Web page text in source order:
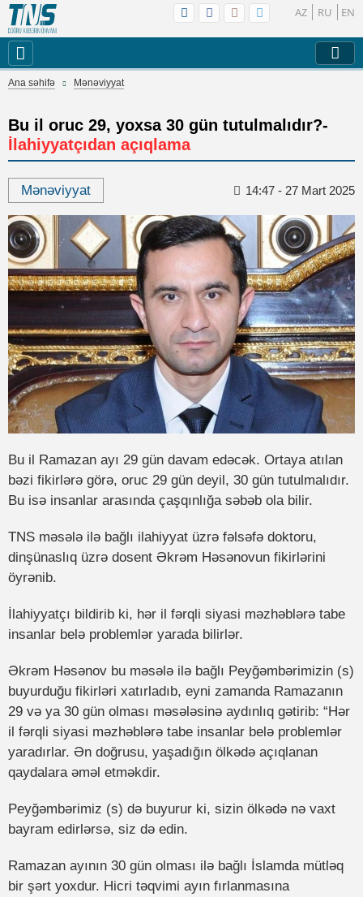
AZ RU EN
Ana səhifə Mənəviyyat
Bu il oruc 29, yoxsa 30 gün tutulmalıdır?-
İlahiyyatçıdan açıqlama
Mənəviyyat 14:47 - 27 Mart 2025
Bu il Ramazan ayı 29 gün davam edəcək. Ortaya atılan
bəzi fikirlərə görə, oruc 29 gün deyil, 30 gün tutulmalıdır.
Bu isə insanlar arasında çaşqınlığa səbəb ola bilir.
TNS məsələ ilə bağlı ilahiyyat üzrə fəlsəfə doktoru,
dinşünaslıq üzrə dosent Əkrəm Həsənovun fikirlərini
öyrənib.
İlahiyyatçı bildirib ki, hər il fərqli siyasi məzhəblərə tabe
insanlar belə problemlər yarada bilirlər.
Əkrəm Həsənov bu məsələ ilə bağlı Peyğəmbərimizin (s)
buyurduğu fikirləri xatırladıb, eyni zamanda Ramazanın
29 və ya 30 gün olması məsələsinə aydınlıq gətirib: “Hər
il fərqli siyasi məzhəblərə tabe insanlar belə problemlər
yaradırlar. Ən doğrusu, yaşadığın ölkədə açıqlanan
qaydalara əməl etməkdir.
Peyğəmbərimiz (s) də buyurur ki, sizin ölkədə nə vaxt
bayram edirlərsə, siz də edin.
Ramazan ayının 30 gün olması ilə bağlı İslamda mütləq
bir şərt yoxdur. Hicri təqvimi ayın fırlanmasına